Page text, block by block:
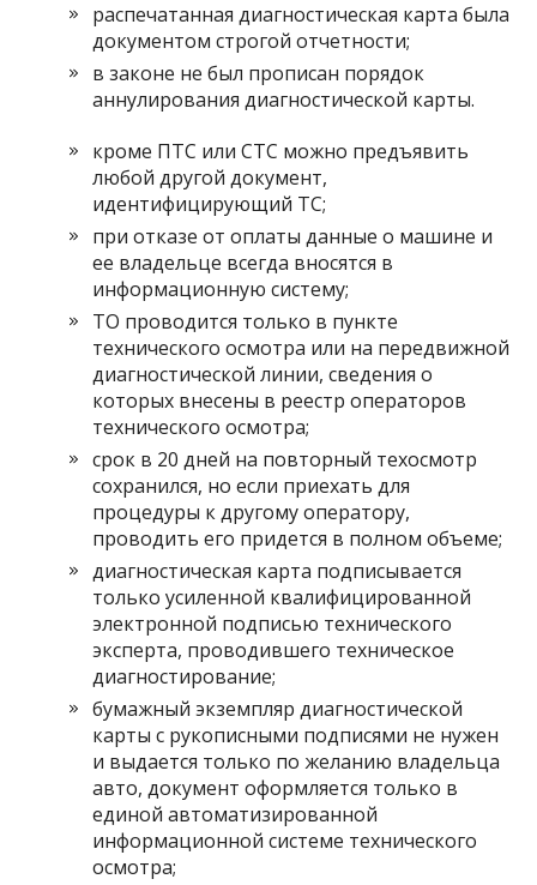
распечатанная диагностическая карта была
документом строгой отчетности;
в законе не был прописан порядок
аннулирования диагностической карты.
кроме ПТС или СТС можно предъявить
любой другой документ,
идентифицирующий ТС;
при отказе от оплаты данные о машине и
ее владельце всегда вносятся в
информационную систему;
ТО проводится только в пункте
технического осмотра или на передвижной
диагностической линии, сведения о
которых внесены в реестр операторов
технического осмотра;
срок в 20 дней на повторный техосмотр
сохранился, но если приехать для
процедуры к другому оператору,
проводить его придется в полном объеме;
диагностическая карта подписывается
только усиленной квалифицированной
электронной подписью технического
эксперта, проводившего техническое
диагностирование;
бумажный экземпляр диагностической
карты с рукописными подписями не нужен
и выдается только по желанию владельца
авто, документ оформляется только в
единой автоматизированной
информационной системе технического
осмотра;